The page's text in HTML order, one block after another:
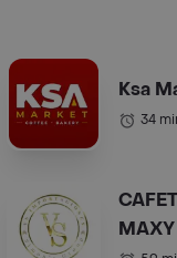
Ksa
34